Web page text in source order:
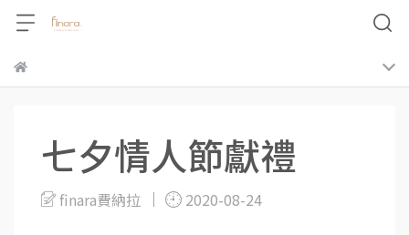
七夕情人節獻禮
finara費納拉 2020-08-24